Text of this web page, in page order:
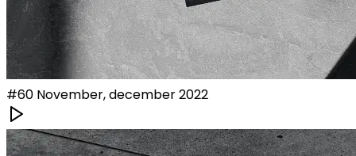
#60 November, december 2022